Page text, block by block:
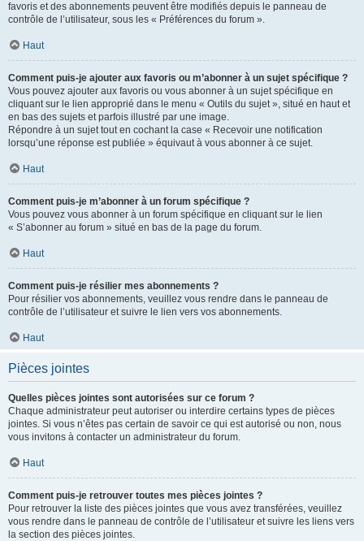
favoris et des abonnements peuvent être modifiés depuis le panneau de
contrôle de l’utilisateur, sous les « Préférences du forum ».
Haut
Comment puis-je ajouter aux favoris ou m’abonner à un sujet spécifique ?
Vous pouvez ajouter aux favoris ou vous abonner à un sujet spécifique en
cliquant sur le lien approprié dans le menu « Outils du sujet », situé en haut et
en bas des sujets et parfois illustré par une image.
Répondre à un sujet tout en cochant la case « Recevoir une notification
lorsqu’une réponse est publiée » équivaut à vous abonner à ce sujet.
Haut
Comment puis-je m’abonner à un forum spécifique ?
Vous pouvez vous abonner à un forum spécifique en cliquant sur le lien
« S’abonner au forum » situé en bas de la page du forum.
Haut
Comment puis-je résilier mes abonnements ?
Pour résilier vos abonnements, veuillez vous rendre dans le panneau de
contrôle de l’utilisateur et suivre le lien vers vos abonnements.
Haut
Pièces jointes
Quelles pièces jointes sont autorisées sur ce forum ?
Chaque administrateur peut autoriser ou interdire certains types de pièces
jointes. Si vous n’êtes pas certain de savoir ce qui est autorisé ou non, nous
vous invitons à contacter un administrateur du forum.
Haut
Comment puis-je retrouver toutes mes pièces jointes ?
Pour retrouver la liste des pièces jointes que vous avez transférées, veuillez
vous rendre dans le panneau de contrôle de l’utilisateur et suivre les liens vers
la section des pièces jointes.